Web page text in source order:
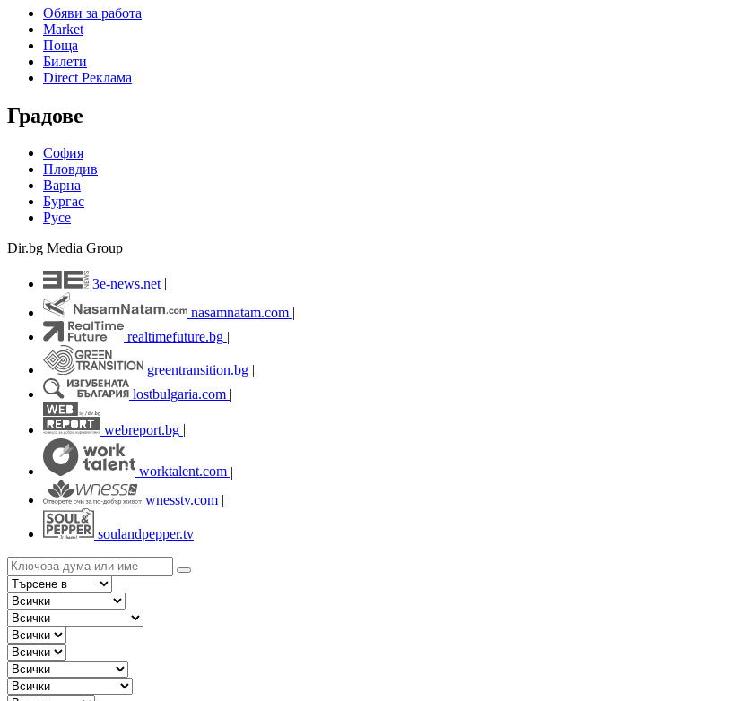
Обяви за работа
Market
Поща
Билети
Direct Реклама
Градове
София
Пловдив
Варна
Бургас
Русе
Dir.bg Media Group
3e-news.net
nasamnatam.com |
realtimefuture.bg |
greentransition.bg |
lostbulgaria.com |
webreport.bg
worktalent.com |
wnesstv.com |
soulandpepper.tv